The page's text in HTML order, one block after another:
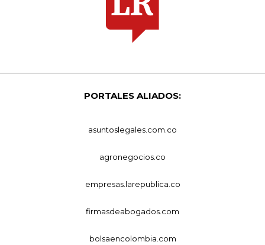
PORTALES ALIADOS:
asuntoslegales.com.co
agronegocios.co
empresas.larepublica.co
firmasdeabogados.com
bolsaencolombia.com